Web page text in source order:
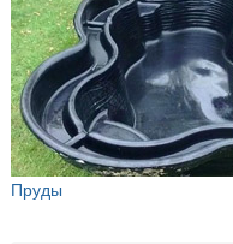
Пруды